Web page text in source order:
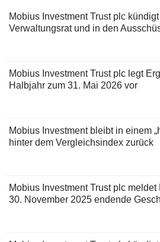
Mobius Investment Trust plc
Verwaltungsrat und in den
Mobius Investment Trust plc legt
Halbjahr zum 31. Mai 2026 vor
Mobius Investment bleibt in einem
hinter dem Vergleichsindex zurück
Mobius Investment Trust plc
30. November 2025 endende